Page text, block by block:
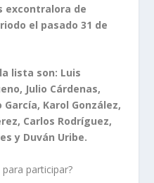
excontralora de
el pasado 31 de
lista son: Luis
Julio Cárdenas,
Karol González,
Carlos Rodríguez,
y Duván Uribe.
participar?